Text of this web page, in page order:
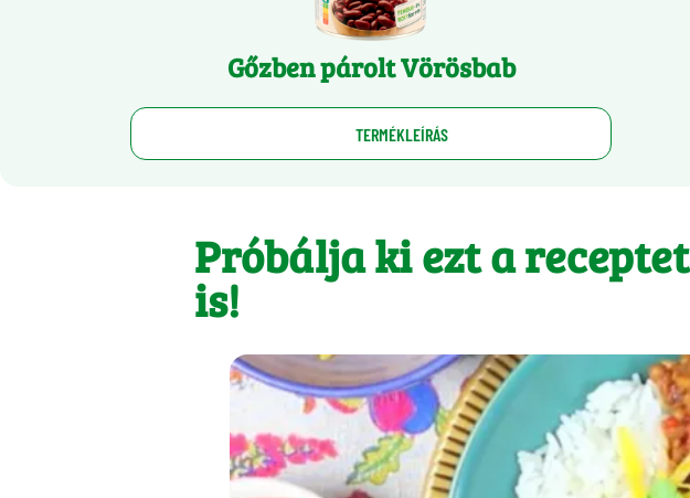
Gőzben párolt Vörösbab
TERMÉKLEÍRÁS
Próbálja ki ezt a receptet
is!